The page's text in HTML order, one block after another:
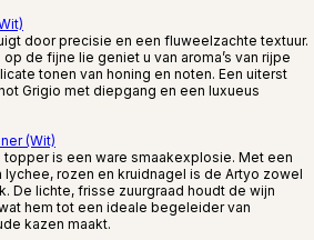
door precisie en een fluweelzachte textuur.
de fijne lie geniet u van aroma’s van rijpe
tonen van honing en noten. Een uiterst
Grigio met diepgang en een luxueus
(Wit)
is een ware smaakexplosie. Met een
rozen en kruidnagel is de Artyo zowel
De lichte, frisse zuurgraad houdt de wijn
hem tot een ideale begeleider van
kazen maakt.